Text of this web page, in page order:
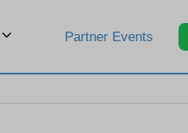
Partner Events